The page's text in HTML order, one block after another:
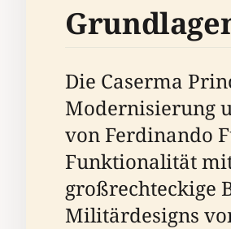
Die Caserma
Modernisierung
von Ferdinando
Funktionalität
großrechteckige
Militärdesigns